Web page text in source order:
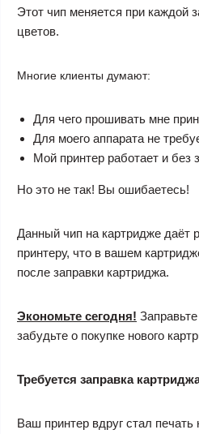
Этот чип меняется при каждой
цветов.
Многие клиенты думают:
Для чего прошивать мне
Для моего аппарата не
Мой принтер работает и без
Но это не так! Вы ошибаетесь!
Данный чип на картридже даёт
принтеру, что в вашем
после заправки картриджа.
Экономьте сегодня!
забудьте о покупке нового
Требуется заправка
Ваш принтер вдруг стал печать